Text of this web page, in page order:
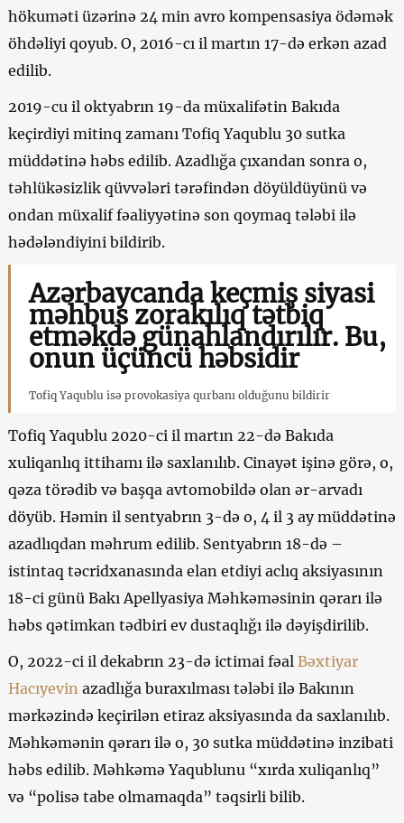
hökuməti üzərinə 24 min avro kompensasiya ödəmək
öhdəliyi qoyub. O, 2016-cı il martın 17-də erkən azad
edilib.
2019-cu il oktyabrın 19-da müxalifətin Bakıda
keçirdiyi mitinq zamanı Tofiq Yaqublu 30 sutka
müddətinə həbs edilib. Azadlığa çıxandan sonra o,
təhlükəsizlik qüvvələri tərəfindən döyüldüyünü və
ondan müxalif fəaliyyətinə son qoymaq tələbi ilə
hədələndiyini bildirib.
Azərbaycanda keçmiş siyasi
məhbus zorakılıq tətbiq
etməkdə günahlandırılır. Bu,
onun üçüncü həbsidir
Tofiq Yaqublu isə provokasiya qurbanı olduğunu bildirir
Tofiq Yaqublu 2020-ci il martın 22-də Bakıda
xuliqanlıq ittihamı ilə saxlanılıb. Cinayət işinə görə, o,
qəza törədib və başqa avtomobildə olan ər-arvadı
döyüb. Həmin il sentyabrın 3-də o, 4 il 3 ay müddətinə
azadlıqdan məhrum edilib. Sentyabrın 18-də –
istintaq təcridxanasında elan etdiyi aclıq aksiyasının
18-ci günü Bakı Apellyasiya Məhkəməsinin qərarı ilə
həbs qətimkan tədbiri ev dustaqlığı ilə dəyişdirilib.
O, 2022-ci il dekabrın 23-də ictimai fəal Bəxtiyar
Hacıyevinazadlığa buraxılması tələbi ilə Bakının
mərkəzində keçirilən etiraz aksiyasında da saxlanılıb.
Məhkəmənin qərarı ilə o, 30 sutka müddətinə inzibati
həbs edilib. Məhkəmə Yaqublunu “xırda xuliqanlıq”
və “polisə tabe olmamaqda” təqsirli bilib.